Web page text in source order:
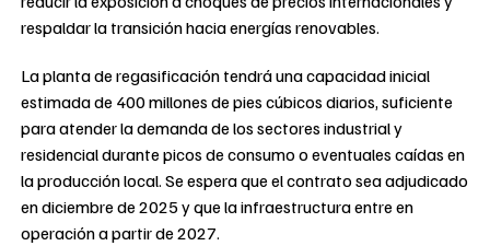
respaldar la transición hacia energías renovables.
La planta de regasificación tendrá una capacidad inicial
estimada de 400 millones de pies cúbicos diarios, suficiente
para atender la demanda de los sectores industrial y
residencial durante picos de consumo o eventuales caídas en
la producción local. Se espera que el contrato sea adjudicado
en diciembre de 2025 y que la infraestructura entre en
operación a partir de 2027.